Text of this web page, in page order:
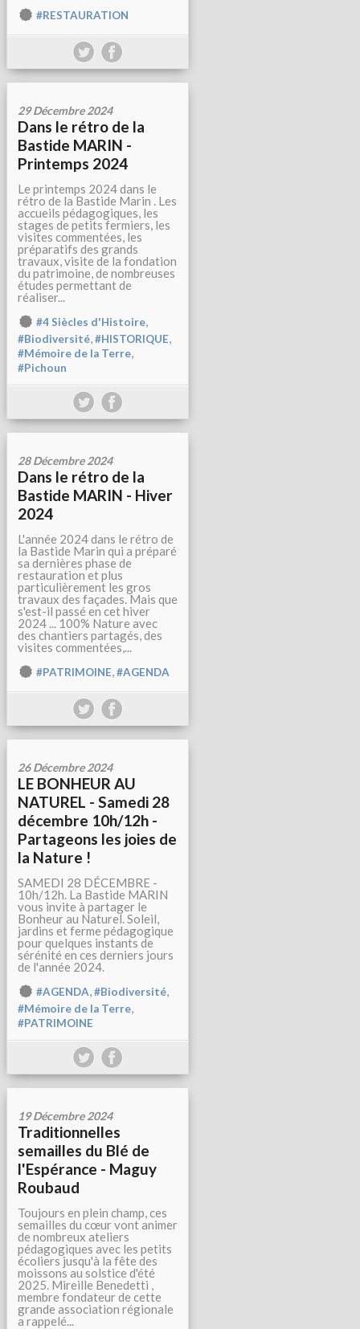
#RESTAURATION
29 Décembre 2024
Dans le rétro de la
Bastide MARIN -
Printemps 2024
Le printemps 2024 dans le
rétro de la Bastide Marin . Les
accueils pédagogiques, les
stages de petits fermiers, les
visites commentées, les
préparatifs des grands
travaux, visite de la fondation
du patrimoine, de nombreuses
études permettant de
réaliser...
#4 Siècles d'Histoire,
#Biodiversité,#HISTORIQUE,
#Mémoire de la Terre,
#Pichoun
28 Décembre 2024
Dans le rétro de la
Bastide MARIN - Hiver
2024
L'année 2024 dans le rétro de
la Bastide Marin qui a préparé
sa dernières phase de
restauration et plus
particulièrement les gros
travaux des façades. Mais que
s'est-il passé en cet hiver
2024 ... 100% Nature avec
des chantiers partagés, des
visites commentées,...
#PATRIMOINE,#AGENDA
26 Décembre 2024
LE BONHEUR AU
NATUREL - Samedi 28
décembre 10h/12h -
Partageons les joies de
la Nature !
SAMEDI 28 DÉCEMBRE -
10h/12h. La Bastide MARIN
vous invite à partager le
Bonheur au Naturel. Soleil,
jardins et ferme pédagogique
pour quelques instants de
sérénité en ces derniers jours
de l'année 2024.
#AGENDA,#Biodiversité,
#Mémoire de la Terre,
#PATRIMOINE
19 Décembre 2024
Traditionnelles
semailles du Blé de
l'Espérance - Maguy
Roubaud
Toujours en plein champ, ces
semailles du cœur vont animer
de nombreux ateliers
pédagogiques avec les petits
écoliers jusqu'à la fête des
moissons au solstice d'été
2025. Mireille Benedetti ,
membre fondateur de cette
grande association régionale
a rappelé...